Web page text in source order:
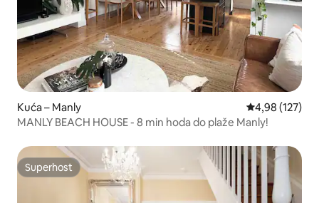
Kuća – Manly Prosječna
4,98 (127)
MANLY BEACH HOUSE - 8 min hoda do plaže Manly!
Superhost
Superhost